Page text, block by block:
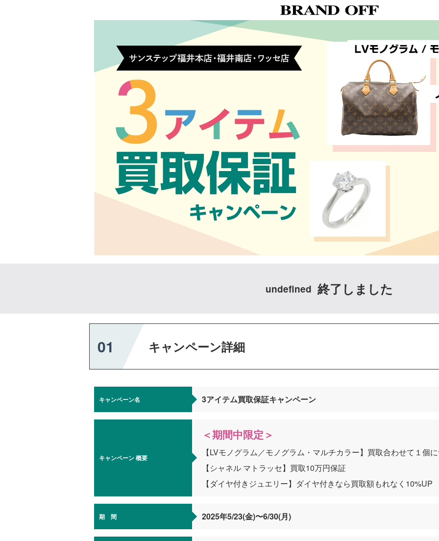
undefined 終了しました
01 キャンペーン詳細
キャンペーン名 3アイテム買取保証キャンペーン
キャンペーン概要
＜期間中限定＞
【LVモノグラム／モノグラム・マルチカラー】買取合わせて１個
【シャネル マトラッセ】買取10万円保証
【ダイヤ付きジュエリー】ダイヤ付きなら買取額もれなく10%UP
期 間 2025年5/23(金)〜6/30(月)